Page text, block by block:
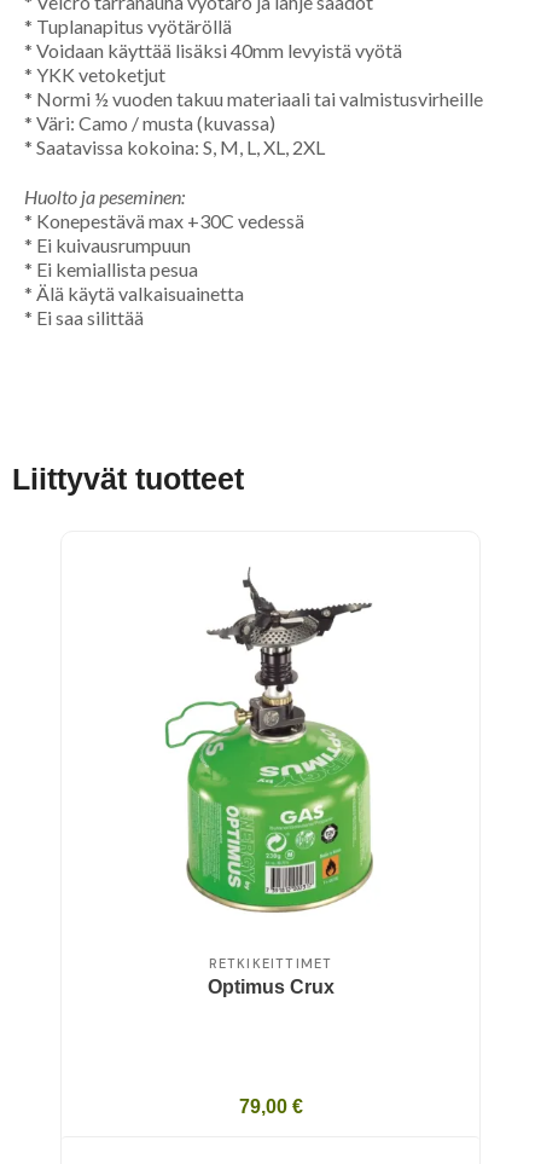
* Tuplanapitus vyötäröllä
* Voidaan käyttää lisäksi 40mm levyistä vyötä
* YKK vetoketjut
* Normi ½ vuoden takuu materiaali tai valmistusvirheille
* Väri: Camo / musta (kuvassa)
* Saatavissa kokoina: S, M, L, XL, 2XL
Huolto ja peseminen:
* Konepestävä max +30C vedessä
* Ei kuivausrumpuun
* Ei kemiallista pesua
* Älä käytä valkaisuainetta
* Ei saa silittää
Liittyvät tuotteet
RETKIKEITTIMET
Optimus Crux
79,00 €